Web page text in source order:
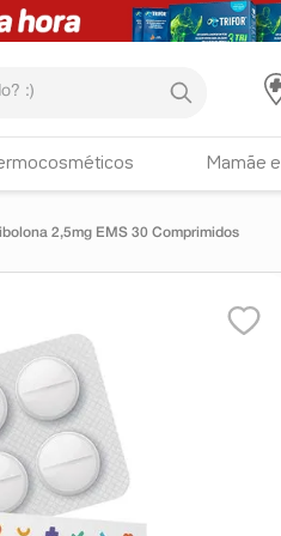
Mamãe
2,5mg EMS 30 Comprimidos